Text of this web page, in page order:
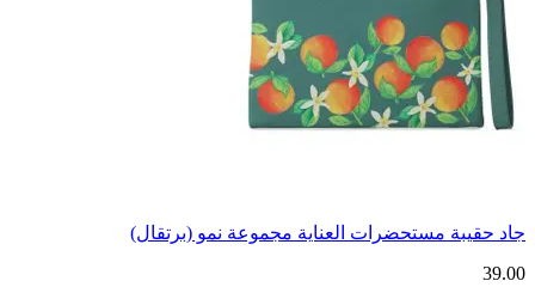
جاد حقيبة مستحضرات العناية مجموعة نمو (برتقال)
39.00